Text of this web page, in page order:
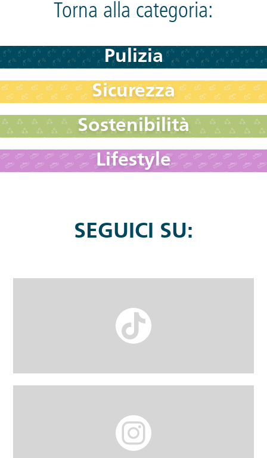
Torna alla categoria:
Pulizia
Sicurezza
Sostenibilità
Lifestyle
SEGUICI SU: